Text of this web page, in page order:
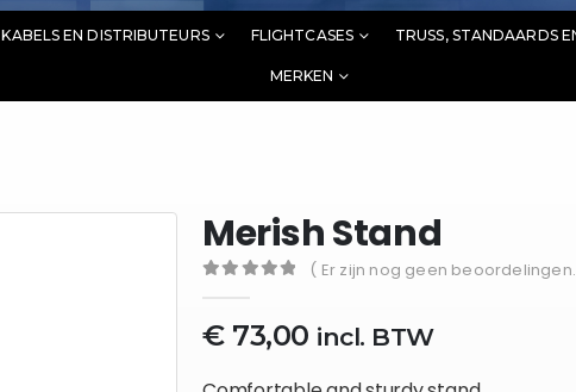
KABELS EN DISTRIBUTEURS FLIGHTCASES TRUSS, STANDAARDS
MERKEN
Merish Stand
( Er zijn nog geen
€73,00 incl. BTW